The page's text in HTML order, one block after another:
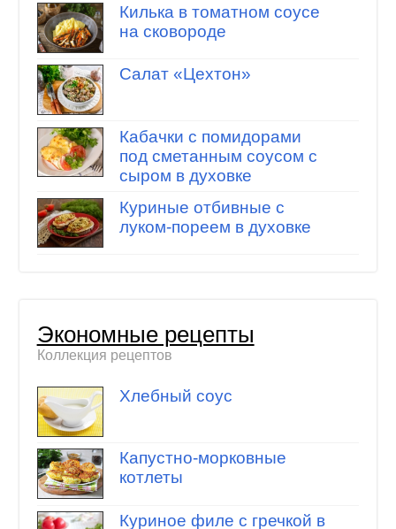
Килька в томатном соусе
на сковороде
Салат «Цехтон»
Кабачки с помидорами
под сметанным соусом с
сыром в духовке
Куриные отбивные с
луком-пореем в духовке
Экономные рецепты
Коллекция рецептов
Хлебный соус
Капустно-морковные
котлеты
Куриное филе с гречкой в